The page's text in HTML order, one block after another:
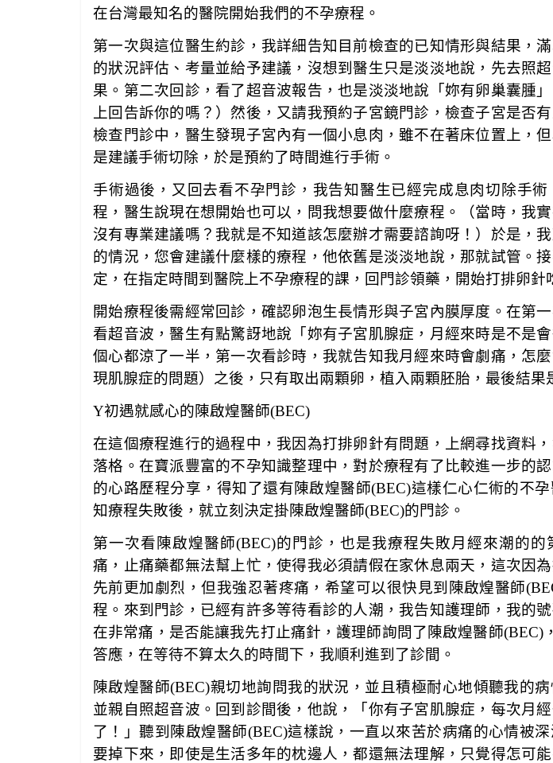
在台灣最知名的醫院開始我們的不孕療程。
第一次與這位醫生約診，我詳細告知目前檢查的已知情形與結果，
的狀況評估、考量並給予建議，沒想到醫生只是淡淡地說，先去照
果。第二次回診，看了超音波報告，也是淡淡地說「妳有卵巢囊腫
上回告訴你的嗎？）然後，又請我預約子宮鏡門診，檢查子宮是否
檢查門診中，醫生發現子宮內有一個小息肉，雖不在著床位置上，
是建議手術切除，於是預約了時間進行手術。
手術過後，又回去看不孕門診，我告知醫生已經完成息肉切除手
程，醫生說現在想開始也可以，問我想要做什麼療程。（當時，我
沒有專業建議嗎？我就是不知道該怎麼辦才需要諮詢呀！）於是，
的情況，您會建議什麼樣的療程，他依舊是淡淡地說，那就試管。
定，在指定時間到醫院上不孕療程的課，回門診領藥，開始打排卵針
開始療程後需經常回診，確認卵泡生長情形與子宮內膜厚度。在第
看超音波，醫生有點驚訝地說「妳有子宮肌腺症，月經來時是不是
個心都涼了一半，第一次看診時，我就告知我月經來時會劇痛，怎
現肌腺症的問題）之後，只有取出兩顆卵，植入兩顆胚胎，最後結果
Y初遇就感心的陳啟煌醫師(BEC)
在這個療程進行的過程中，我因為打排卵針有問題，上網尋找資料
落格。在寶派豐富的不孕知識整理中，對於療程有了比較進一步的
的心路歷程分享，得知了還有陳啟煌醫師(BEC)這樣仁心仁術的不
知療程失敗後，就立刻決定掛陳啟煌醫師(BEC)的門診。
第一次看陳啟煌醫師(BEC)的門診，也是我療程失敗月經來潮的的
痛，止痛藥都無法幫上忙，使得我必須請假在家休息兩天，這次因
先前更加劇烈，但我強忍著疼痛，希望可以很快見到陳啟煌醫師
程。來到門診，已經有許多等待看診的人潮，我告知護理師，我的
在非常痛，是否能讓我先打止痛針，護理師詢問了陳啟煌醫師(BEC)
答應，在等待不算太久的時間下，我順利進到了診間。
陳啟煌醫師(BEC)親切地詢問我的狀況，並且積極耐心地傾聽我的
並親自照超音波。回到診間後，他說，「你有子宮肌腺症，每次月
了！」聽到陳啟煌醫師(BEC)這樣說，一直以來苦於病痛的心情被
要掉下來，即使是生活多年的枕邊人，都還無法理解，只覺得怎可